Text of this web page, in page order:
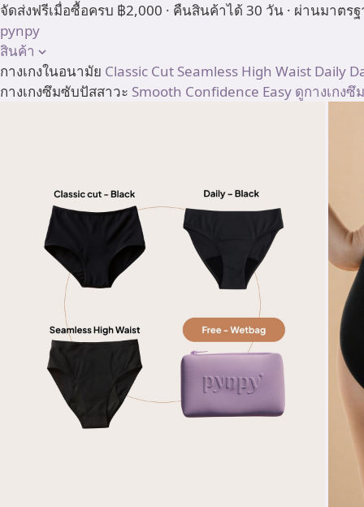
Skip
to
content
จัดส่งฟรีเมื่อซื้อครบ ฿2,000 · คืนสินค้าได้ 30 วัน · ผ่านมาตรฐ
pynpy
สินค้า
กางเกงในอนามัย Classic Cut Seamless High Waist Daily
กางเกงซึมซับปัสสาวะ Smooth Confidence Easy ดูกางเกง